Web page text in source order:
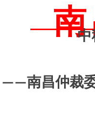
中
——南昌仲裁